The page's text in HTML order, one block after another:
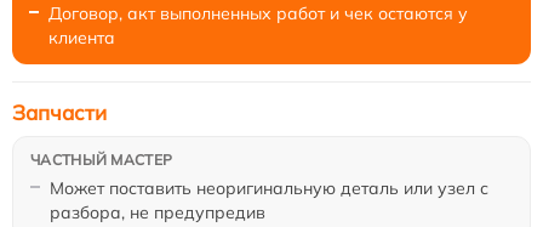
Договор, акт выполненных работ и чек остаются у
клиента
Может поставить неоригинальную деталь или узел с
разбора, не предупредив
Запчасти